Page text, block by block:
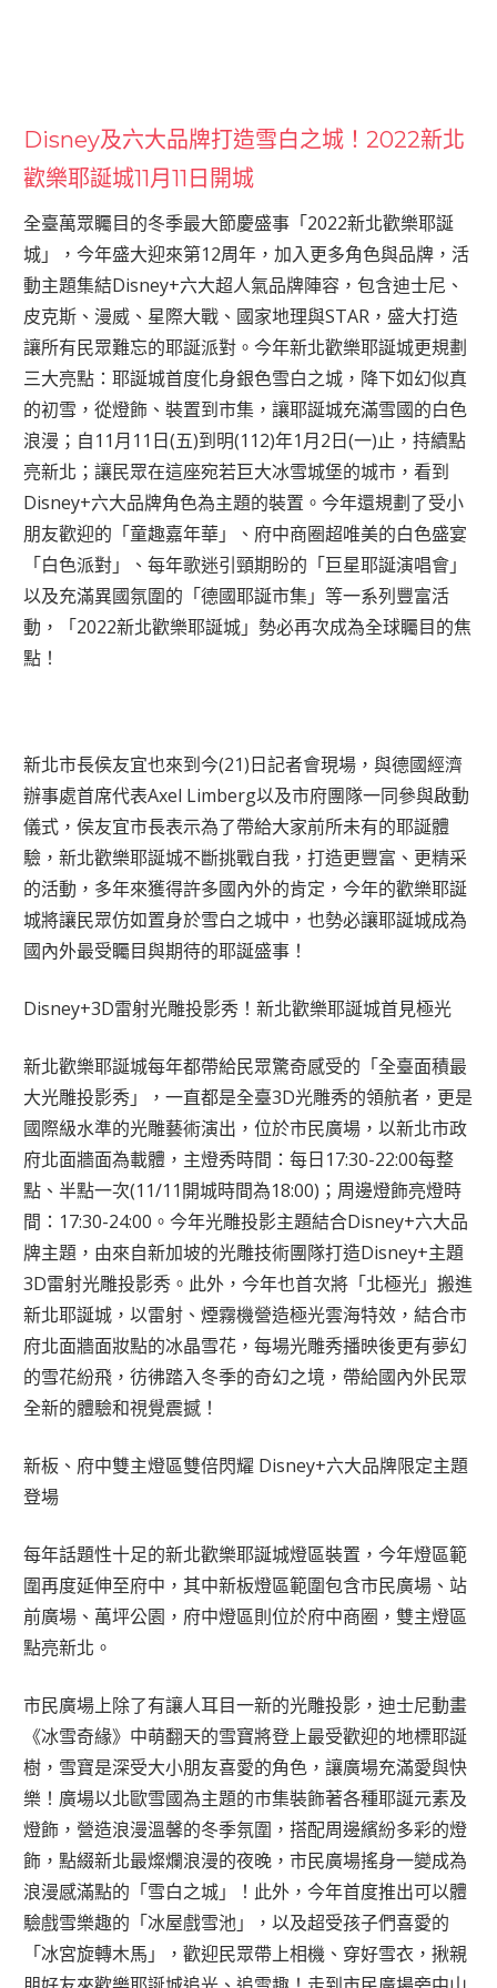
Disney及六大品牌打造雪白之城！2022新北
歡樂耶誕城11月11日開城
全臺萬眾矚目的冬季最大節慶盛事「2022新北歡樂耶誕
城」，今年盛大迎來第12周年，加入更多角色與品牌，活
動主題集結Disney+六大超人氣品牌陣容，包含迪士尼、
皮克斯、漫威、星際大戰、國家地理與STAR，盛大打造
讓所有民眾難忘的耶誕派對。今年新北歡樂耶誕城更規劃
三大亮點：耶誕城首度化身銀色雪白之城，降下如幻似真
的初雪，從燈飾、裝置到市集，讓耶誕城充滿雪國的白色
浪漫；自11月11日(五)到明(112)年1月2日(一)止，持續點
亮新北；讓民眾在這座宛若巨大冰雪城堡的城市，看到
Disney+六大品牌角色為主題的裝置。今年還規劃了受小
朋友歡迎的「童趣嘉年華」、府中商圈超唯美的白色盛宴
「白色派對」、每年歌迷引頸期盼的「巨星耶誕演唱會」
以及充滿異國氛圍的「德國耶誕市集」等一系列豐富活
動，「2022新北歡樂耶誕城」勢必再次成為全球矚目的焦
點！
新北市長侯友宜也來到今(21)日記者會現場，與德國經濟
辦事處首席代表Axel Limberg以及市府團隊一同參與啟動
儀式，侯友宜市長表示為了帶給大家前所未有的耶誕體
驗，新北歡樂耶誕城不斷挑戰自我，打造更豐富、更精采
的活動，多年來獲得許多國內外的肯定，今年的歡樂耶誕
城將讓民眾仿如置身於雪白之城中，也勢必讓耶誕城成為
國內外最受矚目與期待的耶誕盛事！
Disney+3D雷射光雕投影秀！新北歡樂耶誕城首見極光
新北歡樂耶誕城每年都帶給民眾驚奇感受的「全臺面積最
大光雕投影秀」，一直都是全臺3D光雕秀的領航者，更是
國際級水準的光雕藝術演出，位於市民廣場，以新北市政
府北面牆面為載體，主燈秀時間：每日17:30-22:00每整
點、半點一次(11/11開城時間為18:00)；周邊燈飾亮燈時
間：17:30-24:00。今年光雕投影主題結合Disney+六大品
牌主題，由來自新加坡的光雕技術團隊打造Disney+主題
3D雷射光雕投影秀。此外，今年也首次將「北極光」搬進
新北耶誕城，以雷射、煙霧機營造極光雲海特效，結合市
府北面牆面妝點的冰晶雪花，每場光雕秀播映後更有夢幻
的雪花紛飛，彷彿踏入冬季的奇幻之境，帶給國內外民眾
全新的體驗和視覺震撼！
新板、府中雙主燈區雙倍閃耀 Disney+六大品牌限定主題
登場
每年話題性十足的新北歡樂耶誕城燈區裝置，今年燈區範
圍再度延伸至府中，其中新板燈區範圍包含市民廣場、站
前廣場、萬坪公園，府中燈區則位於府中商圈，雙主燈區
點亮新北。
市民廣場上除了有讓人耳目一新的光雕投影，迪士尼動畫
《冰雪奇緣》中萌翻天的雪寶將登上最受歡迎的地標耶誕
樹，雪寶是深受大小朋友喜愛的角色，讓廣場充滿愛與快
樂！廣場以北歐雪國為主題的市集裝飾著各種耶誕元素及
燈飾，營造浪漫溫馨的冬季氛圍，搭配周邊繽紛多彩的燈
飾，點綴新北最燦爛浪漫的夜晚，市民廣場搖身一變成為
浪漫感滿點的「雪白之城」！此外，今年首度推出可以體
驗戲雪樂趣的「冰屋戲雪池」，以及超受孩子們喜愛的
「冰宮旋轉木馬」，歡迎民眾帶上相機、穿好雪衣，揪親